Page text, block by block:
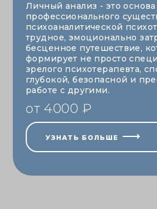
Личный анализ - это основа
профессионального
психоаналитической
трудное, эмоционально
бесценное путешествие,
формирует не просто
зрелого психотерапевта,
глубокой, безопасной и
работе с другими.
от 4000 ₽
УЗНАТЬ БОЛЬШЕ